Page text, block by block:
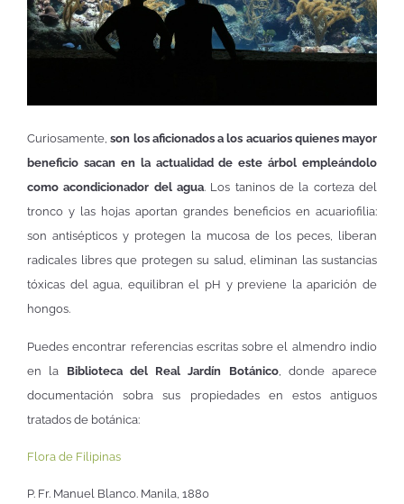
Curiosamente,son los aficionados a los acuarios quienes mayor
beneficio sacan en la actualidad de este árbol empleándolo
como acondicionador del agua. Los taninos de la corteza del
tronco y las hojas aportan grandes beneficios en acuariofilia:
son antisépticos y protegen la mucosa de los peces, liberan
radicales libres que protegen su salud, eliminan las sustancias
tóxicas del agua, equilibran el pH y previene la aparición de
hongos.
Puedes encontrar referencias escritas sobre el almendro indio
en la Biblioteca del Real Jardín Botánico, donde aparece
documentación sobra sus propiedades en estos antiguos
tratados de botánica:
Flora de Filipinas
P. Fr. Manuel Blanco. Manila, 1880